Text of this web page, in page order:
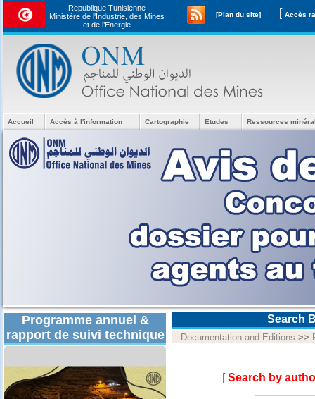
Republique Tunisienne
Ministère de l'Industrie, des Mines
et de l’Energie
[Plan du site] [
Accueil Accès à l'information Cartographie Etudes Ressources
Programme annuel &
rapport de suivi technique
Search
:: Documentation and Editions >>
[Search by